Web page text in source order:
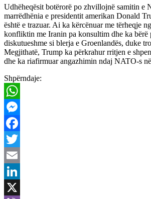
Udhëheqësit botërorë po zhvillojnë samitin e
marrëdhënia e presidentit amerikan Donald
është e trazuar. Ai ka kërcënuar me tërheqje
konfliktin me Iranin pa konsultim dhe ka bërë
diskutueshme si blerja e Groenlandës, duke
Megjithatë, Trump ka përkrahur rritjen e
dhe ka riafirmuar angazhimin ndaj NATO-s
Shpërndaje:
WhatsApp
Messenger
Facebook
Twitter
Email
LinkedIn